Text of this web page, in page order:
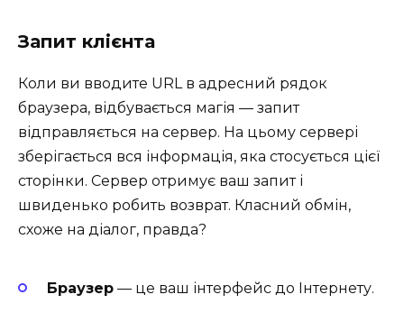
Запит клієнта
Коли ви вводите URL в адресний рядок
браузера, відбувається магія — запит
відправляється на сервер. На цьому сервері
зберігається вся інформація, яка стосується цієї
сторінки. Сервер отримує ваш запит і
швиденько робить возврат. Класний обмін,
схоже на діалог, правда?
Браузер — це ваш інтерфейс до Інтернету.